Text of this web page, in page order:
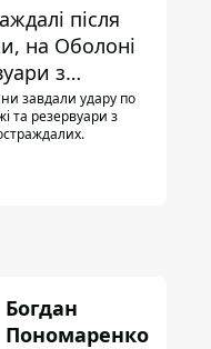
після
на Оболоні
з
завдали удару по
та резервуари з
Богдан
Пономаренко